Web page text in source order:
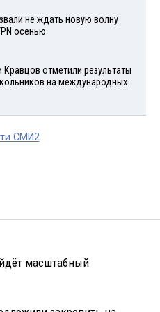
не ждать новую волну
осенью
отметили результаты
на международных
СМИ2
масштабный